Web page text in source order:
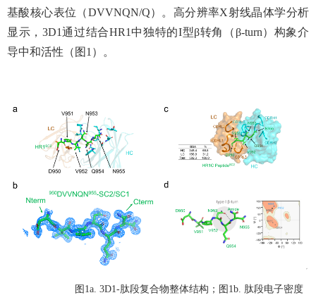
基酸核心表位（DVVNQN/Q）。高分辨率X射线晶体学分析
显示，3D1通过结合HR1中独特的I型β转角（β-turn）构象介
导中和活性（图1）。
图 1a. 3D1-肽段复合物整体结构；图1b. 肽段电子密度